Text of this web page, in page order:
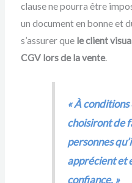
clause ne pourra être
un document en bonne et
s’assurer que le client
CGV lors de la vente.
« À conditions
choisiront de
personnes
apprécient et
confiance. »